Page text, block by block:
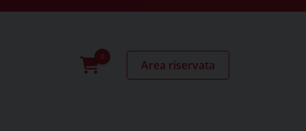
0
Area riservata